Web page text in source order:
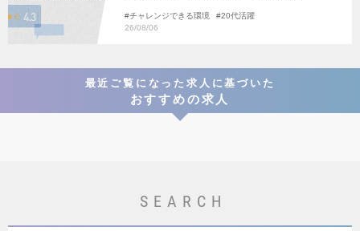
チャレンジできる環境
20代活躍
26/08/06
最近ご覧になった求人に基づいた
おすすめの求人
SEARCH